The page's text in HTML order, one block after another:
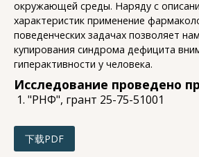
окружающей среды. Наряду с
характеристик применение
поведенческих задачах позволяет
купирования синдрома дефицита
гиперактивности у человека.
Исследование проведено
"РНФ", грант 25-75-51001
下载PDF